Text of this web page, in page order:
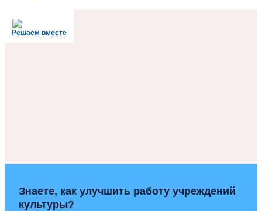
Решаем вместе
Знаете, как улучшить работу учреждений
культуры?